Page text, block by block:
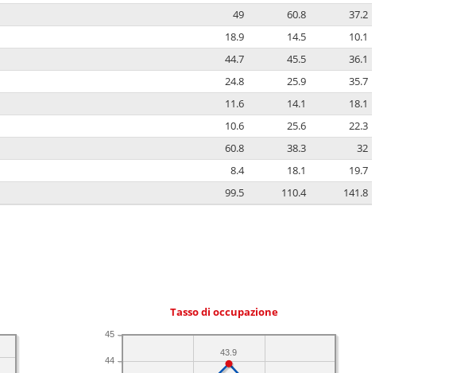
49 60.8
37.2
18.9 14.5
10.1
44.7 45.5
36.1
24.8 25.9
35.7
11.6 14.1
18.1
10.6 25.6
22.3
60.8 38.3
32
8.4 18.1
19.7
99.5 110.4 141.8
Tasso di occupazione
44
45
43.9